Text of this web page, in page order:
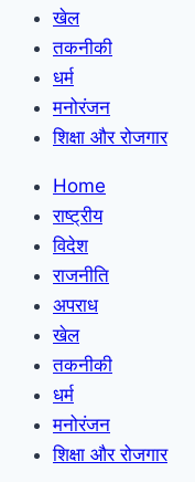
खेल
तकनीकी
धर्म
मनोरंजन
शिक्षा और रोजगार
Home
राष्ट्रीय
विदेश
राजनीति
अपराध
खेल
तकनीकी
धर्म
मनोरंजन
शिक्षा और रोजगार